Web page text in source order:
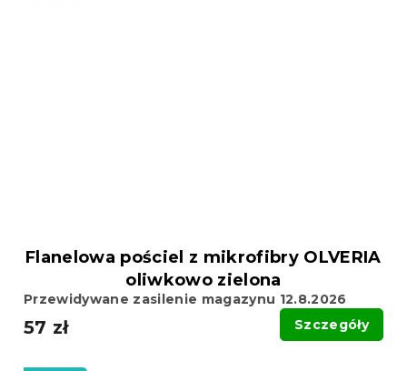
Flanelowa pościel z mikrofibry OLVERIA
oliwkowo zielona
Przewidywane zasilenie magazynu 12.8.2026
57 zł Szczegóły